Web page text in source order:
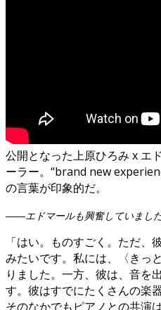
公開となった上原ひろみ x エ
ーラー。“brand new
の言葉が印象的だ。
――エドマールも興奮していまし
「はい。ものすごく。ただ、
みたいです。私には、〈きっ
りました。一方、彼は、音を
す。彼はすでにたくさんの楽
そのなかでもピアノとの共演